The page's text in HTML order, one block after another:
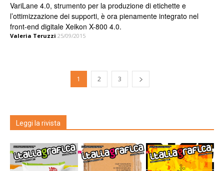
VariLane 4.0, strumento per la produzione di etichette e
l’ottimizzazione dei supporti, è ora pienamente integrato nel
front-end digitale Xeikon X-800 4.0.
Valeria Teruzzi 25/09/2015
1 2 3
Leggi la rivista